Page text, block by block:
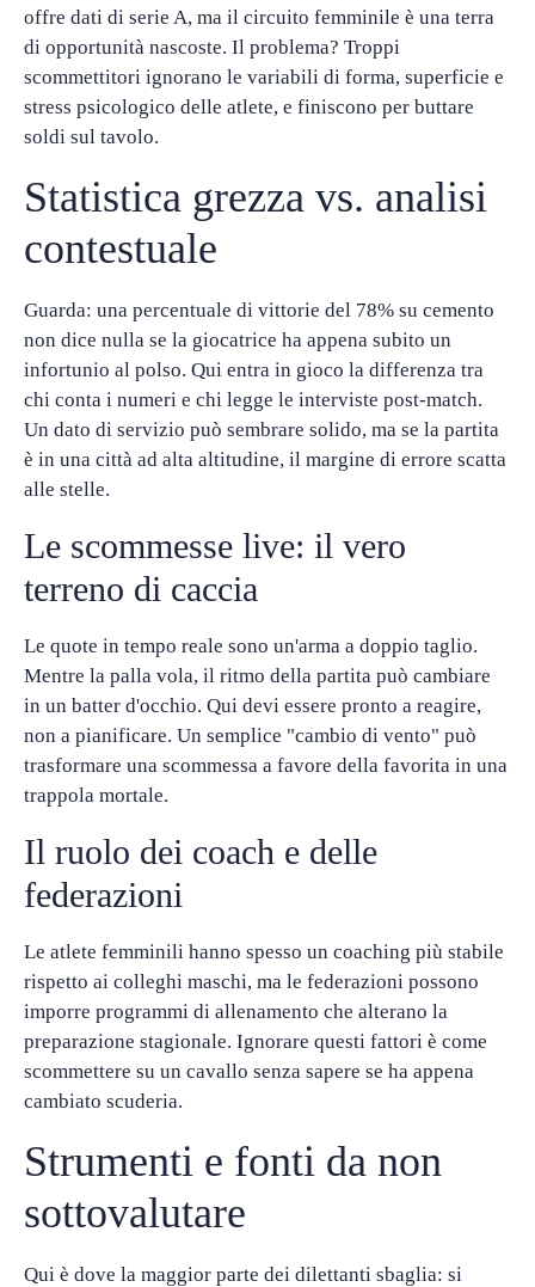
offre dati di serie A, ma il circuito femminile è una terra
di opportunità nascoste. Il problema? Troppi
scommettitori ignorano le variabili di forma, superficie e
stress psicologico delle atlete, e finiscono per buttare
soldi sul tavolo.
Statistica grezza vs. analisi
contestuale
Guarda: una percentuale di vittorie del 78% su cemento
non dice nulla se la giocatrice ha appena subito un
infortunio al polso. Qui entra in gioco la differenza tra
chi conta i numeri e chi legge le interviste post-match.
Un dato di servizio può sembrare solido, ma se la partita
è in una città ad alta altitudine, il margine di errore scatta
alle stelle.
Le scommesse live: il vero
terreno di caccia
Le quote in tempo reale sono un'arma a doppio taglio.
Mentre la palla vola, il ritmo della partita può cambiare
in un batter d'occhio. Qui devi essere pronto a reagire,
non a pianificare. Un semplice "cambio di vento" può
trasformare una scommessa a favore della favorita in una
trappola mortale.
Il ruolo dei coach e delle
federazioni
Le atlete femminili hanno spesso un coaching più stabile
rispetto ai colleghi maschi, ma le federazioni possono
imporre programmi di allenamento che alterano la
preparazione stagionale. Ignorare questi fattori è come
scommettere su un cavallo senza sapere se ha appena
cambiato scuderia.
Strumenti e fonti da non
sottovalutare
Qui è dove la maggior parte dei dilettanti sbaglia: si